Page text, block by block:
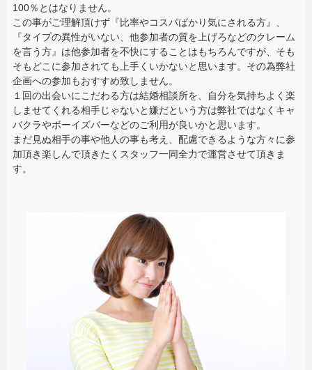
100％とはなりません。
この事がご理解頂けず『比率やコスパばかり気にされる方』、
『タイプの異性がいない、他参加者の質を上げろなどのクレーム
を言う方』は他参加者を不快にすることはもちろんですが、そも
そもどこに参加されても上手くいかないと思います。その為弊社
企画への参加もおすすめ致しません。
１回の出会いにこだわる方は結婚相談所を、自分を気持ちよく楽
しませてくれる相手じゃないと嫌だという方は弊社ではなくキャ
バクラやボーイズバーなどのご利用が良いかと思います。
まだ見ぬ相手の事や他人の事も考え、配慮できるような方々に参
加頂き楽しんで頂きたくスタッフ一同全力で運営させて頂きま
す。